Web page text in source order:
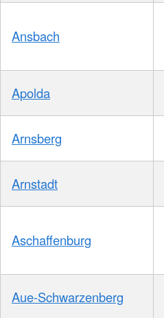
Ansbach
Apolda
Arnsberg
Arnstadt
Aschaffenburg
Aue-Schwarzenberg